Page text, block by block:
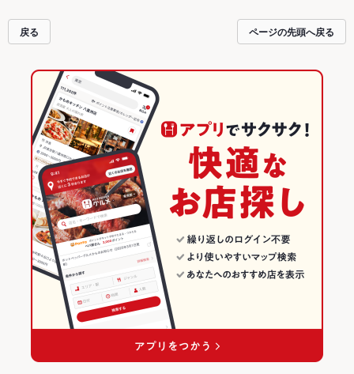
戻る ページの先頭へ戻る